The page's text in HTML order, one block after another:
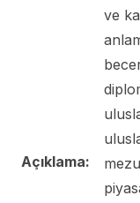
Açıklama:
ve